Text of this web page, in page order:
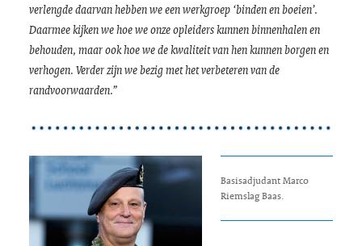
verlengde daarvan hebben weeen werkgroep ‘binden en boeien’.
Daarmee kijken we hoe we onze opleiders kunnen binnenhalen en
behouden, maar ook hoe we de kwaliteit van hen kunnen borgen en
verhogen. Verder zijn we bezig met het verbeteren van de
randvoorwaarden.”
Basisadjudant Marco
Riemslag Baas.